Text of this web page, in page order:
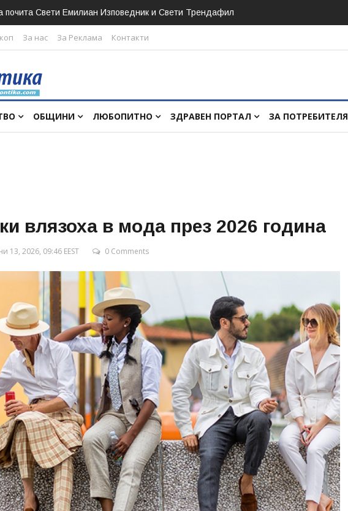
почита Свeти Емилиан Изповедник и Свети Трендафил
За нас За Реклама Контакти
ОБЩИНИ ЛЮБОПИТНО ЗДРАВЕН ПОРТАЛ ЗА ПОТРЕБИТЕЛЯ
влязоха в мода през 2026 година
13, 2026, 09:46 EEST 0 Comments